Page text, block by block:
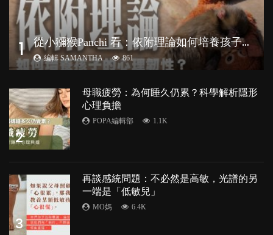
1 從
小獼猴Panchi 看：依附理論如何培養孩子心理韌性？
編輯 SAMANTHA 861
2
母職疲勞：為何睡久仍累？科學解析隱形
心理負擔
POPA編輯部 1.1K
3
再談感統問題：不必然是高敏，光譜的另
一端是「低敏兒」
MO媽 6.4K